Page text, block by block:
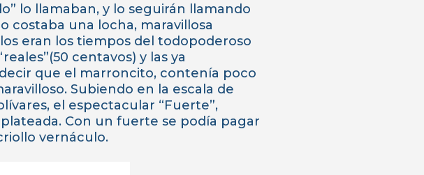
lo llamaban, y lo seguirán llamando
costaba una locha, maravillosa
eran los tiempos del todopoderoso
centavos) y las ya
que el marroncito, contenía poco
Subiendo en la escala de
el espectacular “Fuerte”,
Con un fuerte se podía pagar
vernáculo.